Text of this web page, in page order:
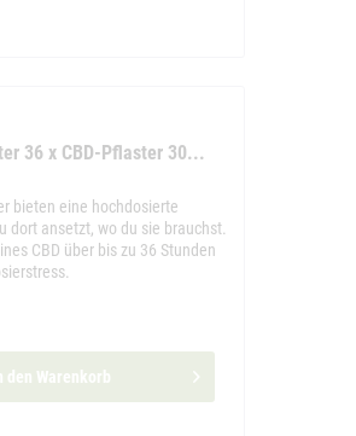
36 x CBD-Pflaster 30...
bieten eine hochdosierte
dort ansetzt, wo du sie brauchst.
CBD über bis zu 36 Stunden
den Warenkorb